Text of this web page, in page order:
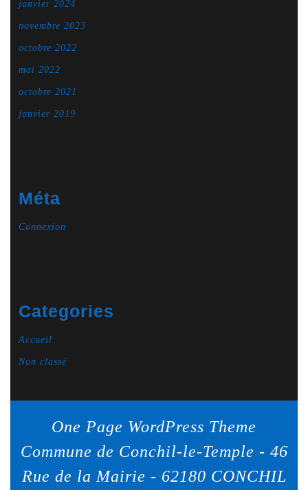
janvier 2024
novembre 2023
octobre 2022
mai 2022
octobre 2021
janvier 2019
Méta
Connexion
Categories
Accueil
Non classé
One Page WordPress Theme
Commune de Conchil-le-Temple - 46
Rue de la Mairie - 62180 CONCHIL